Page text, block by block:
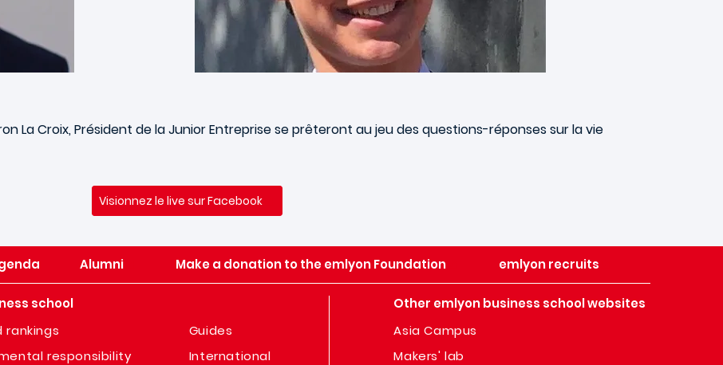
La Croix, Président de la Junior Entreprise se prêteront au jeu des questions-réponses sur la vie
Visionnez le live sur Facebook
Alumni Make a donation to the emlyon Foundation emlyon recruits
school
responsibility
Guides
International
Other emlyon business school websites
Asia Campus
Makers' lab